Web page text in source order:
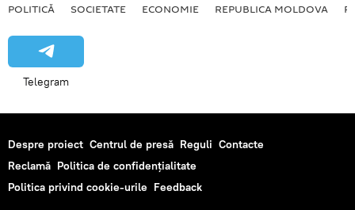
POLITICĂ SOCIETATE ECONOMIE REPUBLICA MOLDOVA
Telegram
Despre proiect Centrul de presă Reguli Contacte
Reclamă Politica de confidențialitate
Politica privind cookie-urile Feedback